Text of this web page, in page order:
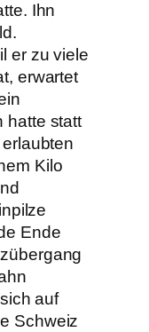
Ihn
er zu viele
erwartet
hatte statt
Kilo
Ende
auf
Schweiz